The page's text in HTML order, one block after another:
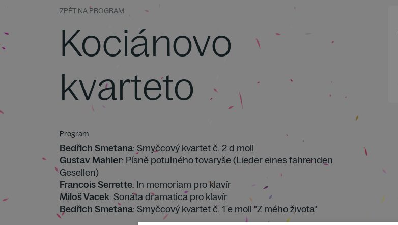
ZPĚT NA PROGRAM
Kociánovo
kvarteto
Program
Bedřich Smetana: Smyčcový kvartet č. 2 d moll
Gustav Mahler: Písně potulného tovaryše (Lieder eines fahrenden
Gesellen)
Francois Serrette: In memoriam pro klavír
Miloš Vacek: Sonáta dramatica pro klavír
Bedřich Smetana: Smyčcový kvartet č. 1 e moll "Z mého života"